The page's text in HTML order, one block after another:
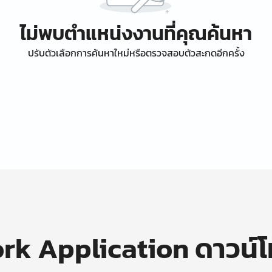
ไม่พบตำแหน่งงานที่คุณค้นหา
ปรับตัวเลือกการค้นหาใหม่หรือตรวจสอบตัวสะกดอีกครั้ง
Application ดาวน์